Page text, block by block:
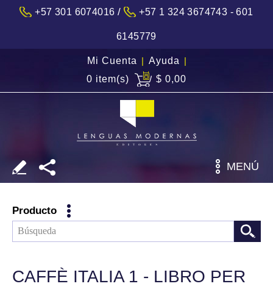
+57 301 6074016 / +57 1 324 3674743 - 601
6145779
Mi Cuenta | Ayuda |
0 item(s)
$ 0,00
MENÚ
Producto
CAFFÈ ITALIA 1 - LIBRO PER